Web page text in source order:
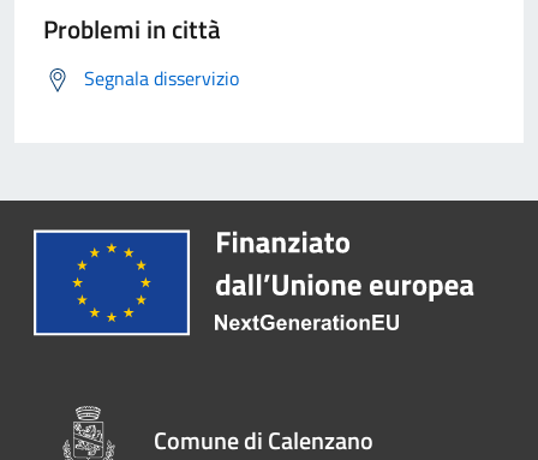
Problemi in città
Segnala disservizio
Comune di Calenzano